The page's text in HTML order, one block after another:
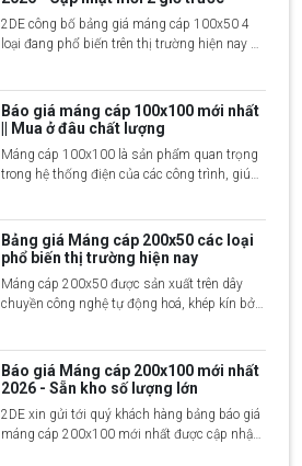
2DE công bố bảng giá máng cáp 100x50 4
loại đang phổ biến trên thị trường hiện nay đó
xem chi tiết
Báo giá máng cáp 100x100 mới nhất
|| Mua ở đâu chất lượng
Máng cáp 100x100 là sản phẩm quan trọng
trong hệ thống điện của các công trình, giúp
100x100 mm, máng cáp này thường được
sử dụng cho các hệ thống dây dẫn lớn, đảm
tác động môi trường bên ngoài.
Bảng giá Máng cáp 200x50 các loại
phổ biến thị trường hiện nay
Máng cáp 200x50 được sản xuất trên dây
chuyền công nghệ tự động hoá, khép kín bởi
tới các đặc điểm riêng biệt. Để giúp mọi
người nắm bắt rõ hơn về loại máng cáp này
mang tới nội dung dưới đây.
Báo giá Máng cáp 200x100 mới nhất
2026 - Sẵn kho số lượng lớn
2DE xin gửi tới quý khách hàng bảng báo giá
máng cáp 200x100 mới nhất được cập nhật